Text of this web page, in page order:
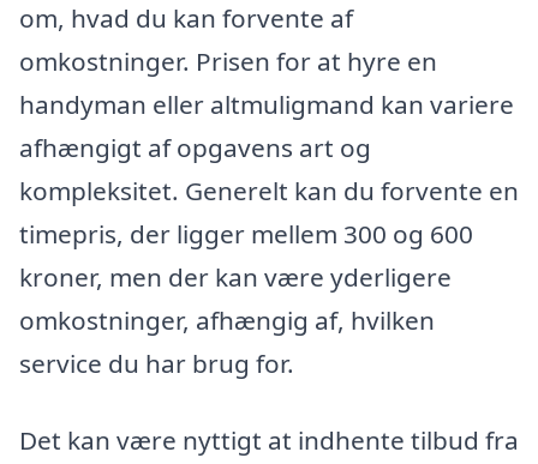
om, hvad du kan forvente af
omkostninger. Prisen for at hyre en
handyman eller altmuligmand kan variere
afhængigt af opgavens art og
kompleksitet. Generelt kan du forvente en
timepris, der ligger mellem 300 og 600
kroner, men der kan være yderligere
omkostninger, afhængig af, hvilken
service du har brug for.
Det kan være nyttigt at indhente tilbud fra